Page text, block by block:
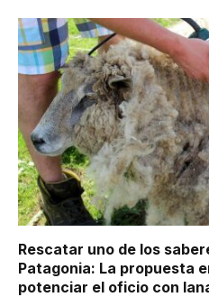
Rescatar uno de los
Patagonia: La propuesta
potenciar el oficio con